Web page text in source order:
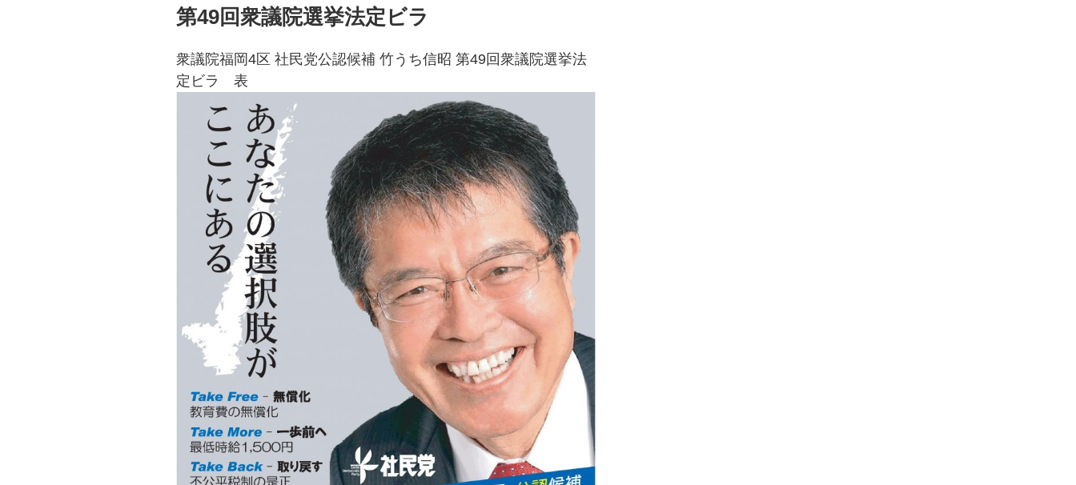
k
第49回衆議院選挙法定ビラ
衆議院福岡4区 社民党公認候補 竹うち信昭 第49回衆議院選挙法
定ビラ 表